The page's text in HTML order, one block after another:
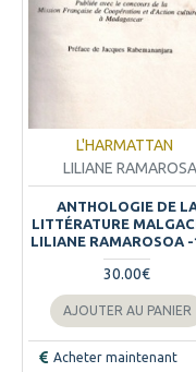
L'HARMATTAN
LILIANE RAMAROSA
ANTHOLOGIE DE
LITTÉRATURE
LILIANE RAMAROSOA -
30.00€
AJOUTER AU PANIER
Acheter maintenant